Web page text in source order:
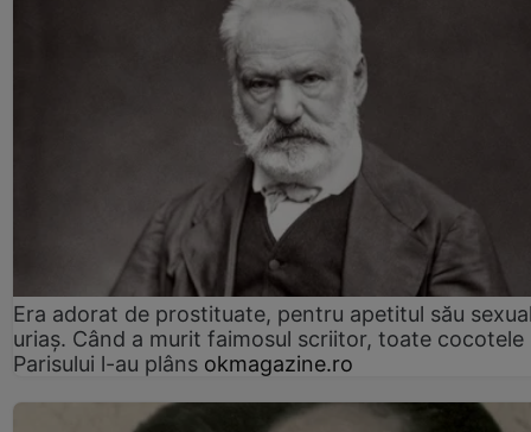
Era adorat de prostituate, pentru apetitul său
uriaș. Când a murit faimosul scriitor, toate cocotele
Parisului l-au plâns okmagazine.ro